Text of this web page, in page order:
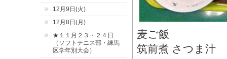
12月9日(火)
12月8日(月)
★１１月２３・２４日
（ソフトテニス部・練馬
区学年別大会）
麦ご飯
筑前煮 さつま汁